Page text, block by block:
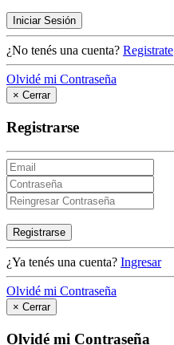
Iniciar Sesión
¿No tenés una cuenta? Registrate
Olvidé mi Contraseña
× Cerrar
Registrarse
Registrarse
¿Ya tenés una cuenta? Ingresar
Olvidé mi Contraseña
× Cerrar
Olvidé mi Contraseña